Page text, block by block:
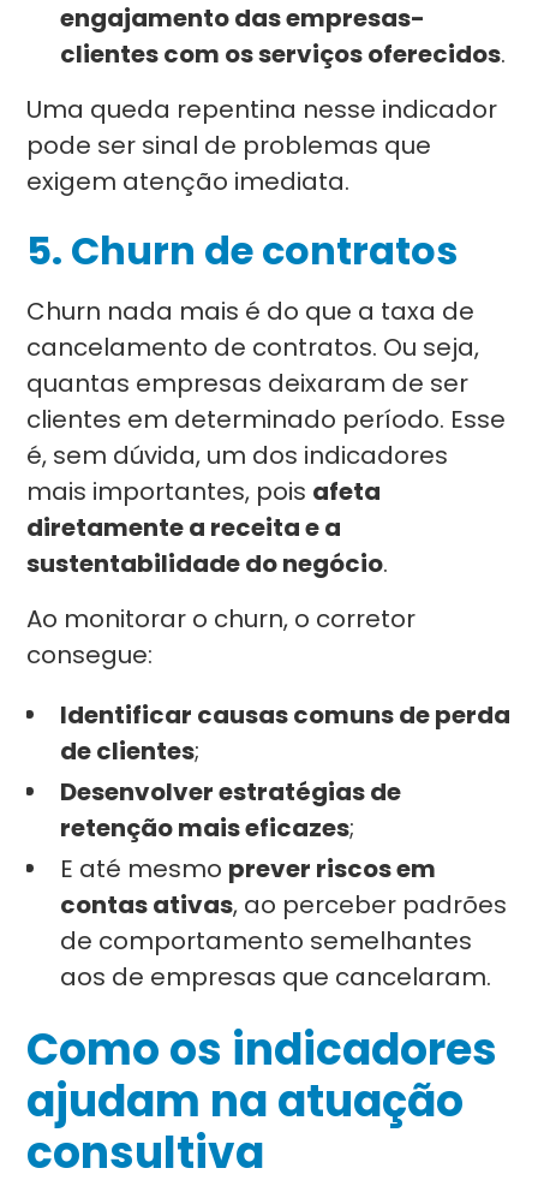
engajamento das empresas-
clientes com os serviços oferecidos.
Uma queda repentina nesse indicador
pode ser sinal de problemas que
exigem atenção imediata.
5. Churn de contratos
Churn nada mais é do que a taxa de
cancelamento de contratos. Ou seja,
quantas empresas deixaram de ser
clientes em determinado período. Esse
é, sem dúvida, um dos indicadores
mais importantes, pois afeta
diretamente a receita e a
sustentabilidade do negócio.
Ao monitorar o churn, o corretor
consegue:
Identificar causas comuns de perda
de clientes;
Desenvolver estratégias de
retenção mais eficazes;
E até mesmo prever riscos em
contas ativas, ao perceber padrões
de comportamento semelhantes
aos de empresas que cancelaram.
Como os indicadores
ajudam na atuação
consultiva